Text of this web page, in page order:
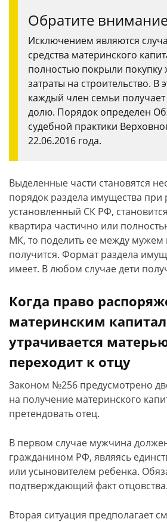
Обратите
Исключением являются
средства материнского
полностью покрыли покупку
затраты на строительство. В
каждый член семьи
долю. Порядок определен
судебной практики
22.06.2016 года.
Выделенные части становятся
порядок раздела имущества при
установленный СК РФ,
квартира частично или
МК, то поделить ее между
получится. Формат раздела
имеет. В любом случае дети
Когда право
материнским
утрачивается
переходит к отцу
Законом №256 предусмотрено
на получение материнского
претендовать отец.
В первом случае мужчина
гражданином РФ, являясь
или усыновителем ребенка.
подтверждающий факт отцовства.
Вторая ситуация предполагает